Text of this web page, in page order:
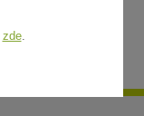
zde.